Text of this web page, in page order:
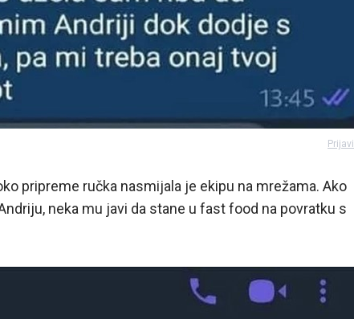
Prijavi
pripreme ručka nasmijala je ekipu na mrežama. Ako
neka mu javi da stane u fast food na povratku s